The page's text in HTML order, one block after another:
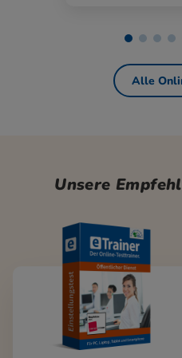
Alle
Unsere